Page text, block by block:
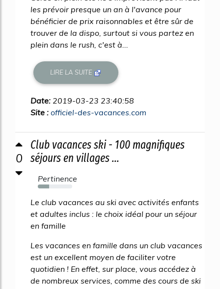
les prévoir presque un an à l'avance pour
bénéficier de prix raisonnables et être sûr de
trouver de la dispo, surtout si vous partez en
plein dans le rush, c'est à...
LIRE LA SUITE
Date: 2019-03-23 23:40:58
Site : officiel-des-vacances.com
0
Club vacances ski - 100 magnifiques
séjours en villages ...
Pertinence
33%
Le club vacances au ski avec activités enfants
et adultes inclus : le choix idéal pour un séjour
en famille
Les vacances en famille dans un club vacances
est un excellent moyen de faciliter votre
quotidien ! En effet, sur place, vous accédez à
de nombreux services, comme des cours de ski